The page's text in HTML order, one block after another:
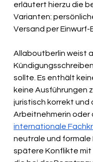
erläutert hierzu die
Varianten:
Versand per Einwurf-
Allaboutberlin weist
sollte. Es enthält
keine Ausführungen
juristisch korrekt und
Arbeitnehmerin oder
internationale
neutrale und formale
spätere Konflikte